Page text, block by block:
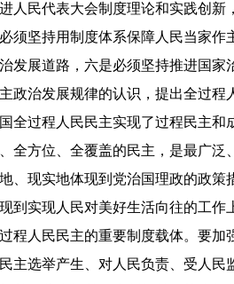
人民代表大会制度理论和实践创
须坚持用制度体系保障人民当家
发展道路，六是必须坚持推进国家
政治发展规律的认识，提出全过
全过程人民民主实现了过程民主
全方位、全覆盖的民主，是最广
、现实地体现到党治国理政的政
到实现人民对美好生活向往的工作
程人民民主的重要制度载体。要
主选举产生、对人民负责、受人